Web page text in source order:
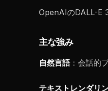
OpenAIのDALL-E
主な強み
自然言語：会話的
テキストレンダリ